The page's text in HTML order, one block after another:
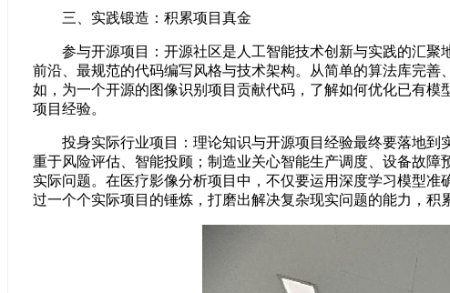
三、实践锻造：积累项目真金
参与开源项目：开源社区是人工智能技术创新与实践的汇聚
前沿、最规范的代码编写风格与技术架构。从简单的算法库完
如，为一个开源的图像识别项目贡献代码，了解如何优化已有
项目经验。
投身实际行业项目：理论知识与开源项目经验最终要落地到
重于风险评估、智能投顾；制造业关心智能生产调度、设备故
实际问题。在医疗影像分析项目中，不仅要运用深度学习模型
过一个个实际项目的锤炼，打磨出解决复杂现实问题的能力，积